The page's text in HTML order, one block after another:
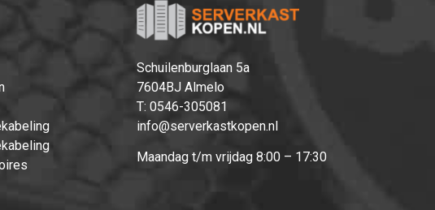
Schuilenburglaan 5a
7604BJ Almelo
T: 0546-305081
info@serverkastkopen.nl
Maandag t/m vrijdag 8:00 – 17:30